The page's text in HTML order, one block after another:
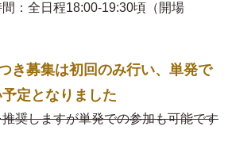
程18:00-19:30頃（開場
き募集は初回のみ行い、単発で
定となりました
奨しますが単発での参加も可能です